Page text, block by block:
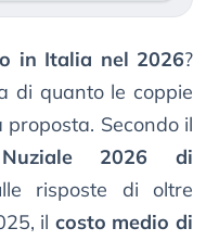
in Italia nel 2026?
di quanto le coppie
Secondo il
2026 di
risposte di oltre
il costo medio di